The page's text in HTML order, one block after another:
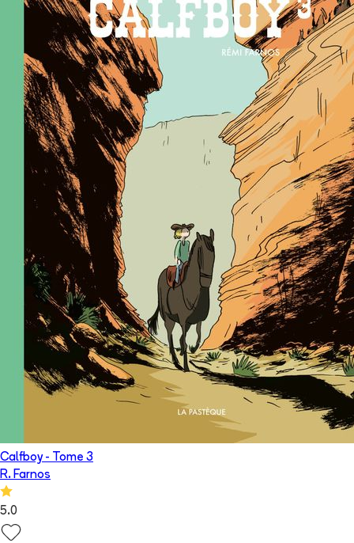
Calfboy- Tome 3
R. Farnos
5.0